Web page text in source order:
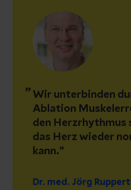
Wir unterbinden
Ablation
den Herzrhythmus
das Herz wieder
kann.
Dr. med. Jörg Ruppert